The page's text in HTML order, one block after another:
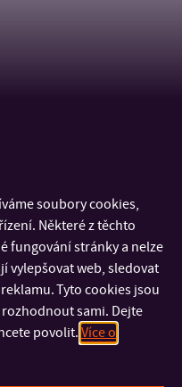
soubory cookies,
Některé z těchto
fungování stránky a nelze
vylepšovat web, sledovat
Tyto cookies jsou
sami. Dejte
povolit. Více o